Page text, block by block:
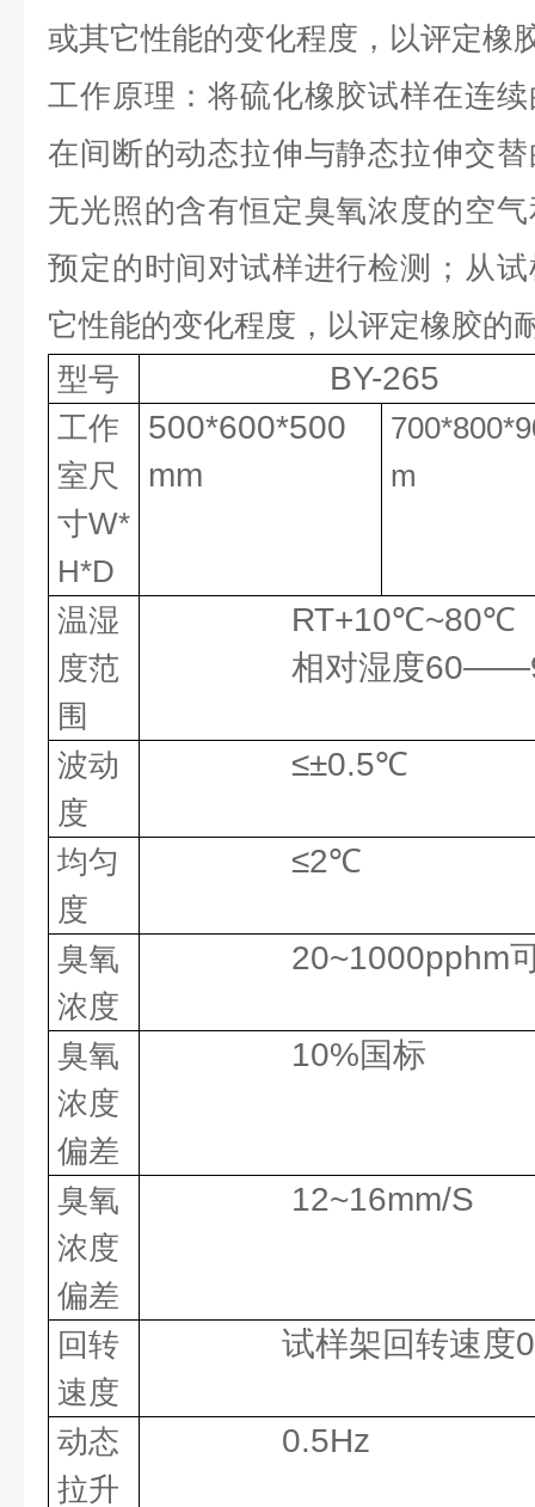
或其它性能的变化程度，以评定橡
工作原理：将硫化橡胶试样在连
在间断的动态拉伸与静态拉伸交
无光照的含有恒定臭氧浓度的空
预定的时间对试样进行检测；从
它性能的变化程度，以评定橡胶的
型号
BY-265
工作
室尺
寸W*
H*D
500*600*500
mm
m
温湿
度范
围
RT+10℃~80℃
相对湿度
波动
度
≤±0.5℃
均匀
度
≤2℃
臭氧
浓度
20~1000pphm
臭氧
浓度
偏差
10%国标
臭氧
浓度
偏差
12~16mm/S
回转
速度
试样架回转速度
动态
拉升
0.5Hz